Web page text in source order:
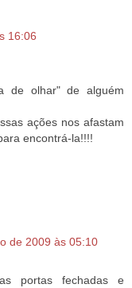
16:06
de olhar" de alguém
ações nos afastam
encontrá-la!!!!
de 2009 às 05:10
portas fechadas e